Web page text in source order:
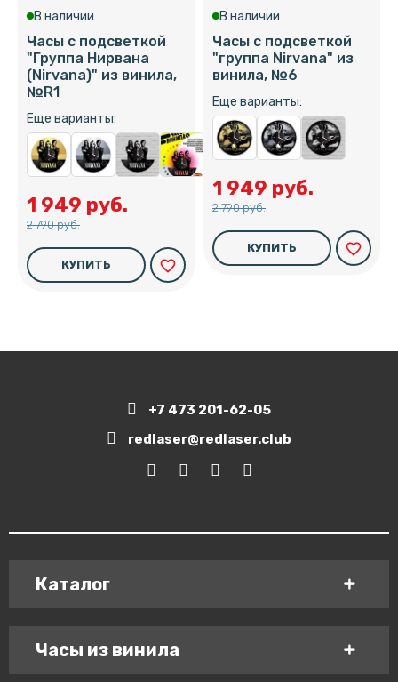
В наличии
Часы с подсветкой
"Группа Нирвана
(Nirvana)" из винила,
№R1
Еще варианты:
1 949 руб.
2 790 руб.
КУПИТЬ favorite_border
В наличии
Часы с подсветкой
"группа Nirvana" из
винила, №6
Еще варианты:
1 949 руб.
2 790 руб.
КУПИТЬ favorite_border
+7 473 201-62-05
redlaser@redlaser.club
Каталог
Часы из винила